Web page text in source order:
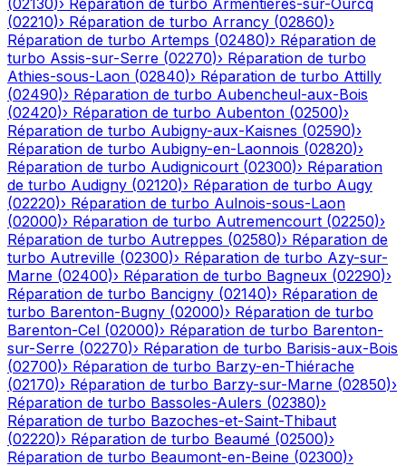
(02130)› Réparation de turbo Armentières-sur-Ourcq
(02210)› Réparation de turbo Arrancy (02860)›
Réparation de turbo Artemps (02480)› Réparation de
turbo Assis-sur-Serre (02270)› Réparation de turbo
Athies-sous-Laon (02840)› Réparation de turbo Attilly
(02490)› Réparation de turbo Aubencheul-aux-Bois
(02420)› Réparation de turbo Aubenton (02500)›
Réparation de turbo Aubigny-aux-Kaisnes (02590)›
Réparation de turbo Aubigny-en-Laonnois (02820)›
Réparation de turbo Audignicourt (02300)› Réparation
de turbo Audigny (02120)› Réparation de turbo Augy
(02220)› Réparation de turbo Aulnois-sous-Laon
(02000)› Réparation de turbo Autremencourt (02250)›
Réparation de turbo Autreppes (02580)› Réparation de
turbo Autreville (02300)› Réparation de turbo Azy-sur-
Marne (02400)› Réparation de turbo Bagneux (02290)›
Réparation de turbo Bancigny (02140)› Réparation de
turbo Barenton-Bugny (02000)› Réparation de turbo
Barenton-Cel (02000)› Réparation de turbo Barenton-
sur-Serre (02270)› Réparation de turbo Barisis-aux-Bois
(02700)› Réparation de turbo Barzy-en-Thiérache
(02170)› Réparation de turbo Barzy-sur-Marne (02850)›
Réparation de turbo Bassoles-Aulers (02380)›
Réparation de turbo Bazoches-et-Saint-Thibaut
(02220)› Réparation de turbo Beaumé (02500)›
Réparation de turbo Beaumont-en-Beine (02300)›